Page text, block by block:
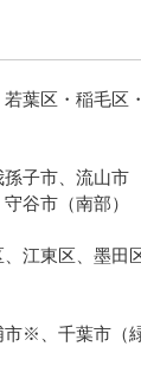
葉区・稲毛区
子市、流山市
谷市（南部）
江東区、墨田
市※、千葉市